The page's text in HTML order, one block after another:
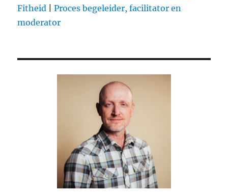
Fitheid |Proces begeleider, facilitator en
moderator